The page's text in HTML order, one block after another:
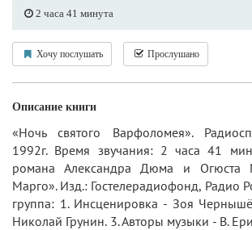
2 часа 41 минута
Хочу послушать Прослушано
Описание книги
«Ночь святого Варфоломея».
1992г. Время звучания: 2 часа 41
романа Александра Дюма и Огюста
Марго». Изд.: Гостелерадиофонд, Радио
группа: 1. Инсценировка - Зоя
Николай Грунин. 3. Авторы музыки - В.